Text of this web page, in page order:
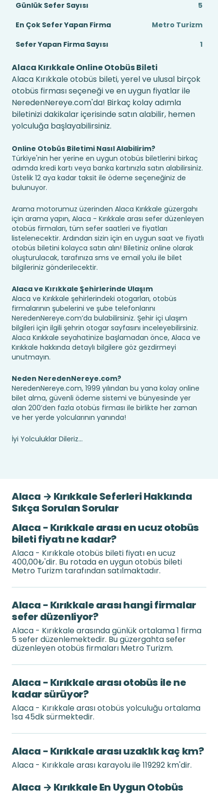
Günlük Sefer Sayısı
5
En Çok Sefer Yapan Firma
Metro Turizm
Sefer Yapan Firma Sayısı
1
Alaca Kırıkkale Online Otobüs Bileti
Alaca Kırıkkale otobüs bileti, yerel ve ulusal birçok
otobüs firması seçeneği ve en uygun fiyatlar ile
NeredenNereye.com'da! Birkaç kolay adımla
biletinizi dakikalar içerisinde satın alabilir, hemen
yolculuğa başlayabilirsiniz.
Online Otobüs Biletimi Nasıl Alabilirim?
Türkiye'nin her yerine en uygun otobüs biletlerini birkaç
adımda kredi kartı veya banka kartınızla satın alabilirsiniz.
Üstelik 12 aya kadar taksit ile ödeme seçeneğiniz de
bulunuyor.
Arama motorumuz üzerinden Alaca Kırıkkale güzergahı
için arama yapın, Alaca - Kırıkkale arası sefer düzenleyen
otobüs firmaları, tüm sefer saatleri ve fiyatları
listelenecektir. Ardından sizin için en uygun saat ve fiyatlı
otobüs biletini kolayca satın alın! Biletiniz online olarak
oluşturulacak, tarafınıza sms ve email yolu ile bilet
bilgileriniz gönderilecektir.
Alaca ve Kırıkkale Şehirlerinde Ulaşım
Alaca ve Kırıkkale şehirlerindeki otogarları, otobüs
firmalarının şubelerini ve şube telefonlarını
NeredenNereye.com’da bulabilirsiniz. Şehir içi ulaşım
bilgileri için ilgili şehrin otogar sayfasını inceleyebilirsiniz.
Alaca Kırıkkale seyahatinize başlamadan önce, Alaca ve
Kırıkkale hakkında detaylı bilgilere göz gezdirmeyi
unutmayın.
Neden NeredenNereye.com?
NeredenNereye.com, 1999 yılından bu yana kolay online
bilet alma, güvenli ödeme sistemi ve bünyesinde yer
alan 200’den fazla otobüs firması ile birlikte her zaman
ve her yerde yolcularının yanında!
İyi Yolculuklar Dileriz...
Alaca → Kırıkkale Seferleri Hakkında
Sıkça Sorulan Sorular
Alaca - Kırıkkale arası en ucuz otobüs
bileti fiyatı ne kadar?
Alaca - Kırıkkale otobüs bileti fiyatı en ucuz
400,00₺'dir. Bu rotada en uygun otobüs bileti
Metro Turizm tarafından satılmaktadır.
Alaca - Kırıkkale arası hangi firmalar
sefer düzenliyor?
Alaca - Kırıkkale arasında günlük ortalama 1 firma
5 sefer düzenlemektedir. Bu güzergahta sefer
düzenleyen otobüs firmaları Metro Turizm.
Alaca - Kırıkkale arası otobüs ile ne
kadar sürüyor?
Alaca - Kırıkkale arası otobüs yolculuğu ortalama
1sa 45dk sürmektedir.
Alaca - Kırıkkale arası uzaklık kaç km?
Alaca - Kırıkkale arası karayolu ile 119292 km'dir.
Alaca → Kırıkkale En Uygun Otobüs